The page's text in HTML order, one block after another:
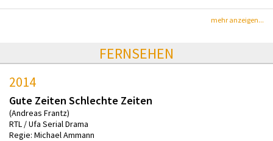
mehr anzeigen...
FERNSEHEN
2014
Gute Zeiten Schlechte Zeiten
(Andreas Frantz)
RTL / Ufa Serial Drama
Regie: Michael Ammann